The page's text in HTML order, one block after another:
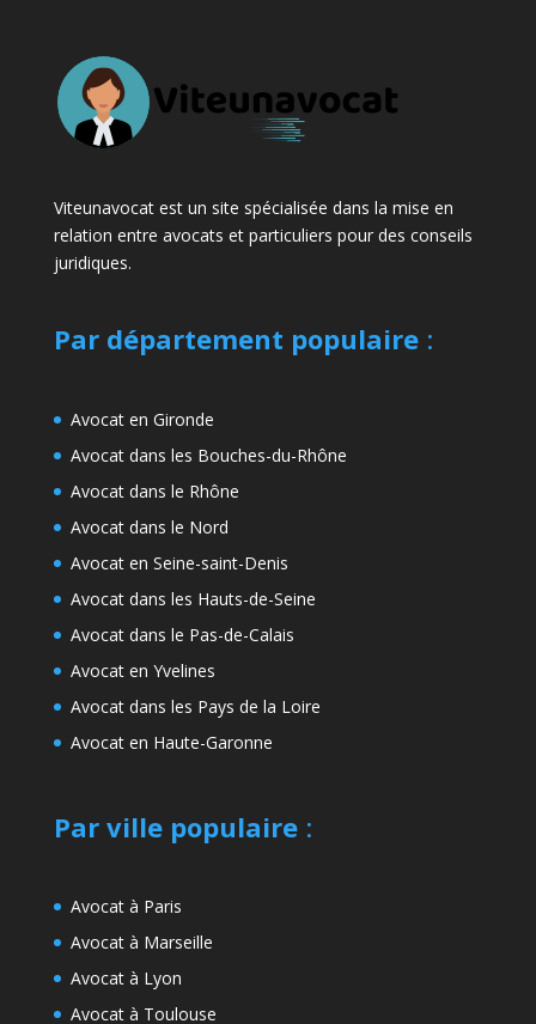
Viteunavocat est un site spécialisée dans la mise en
relation entre avocats et particuliers pour des conseils
juridiques.
Par département populaire:
Avocat en Gironde
Avocat dans les Bouches-du-Rhône
Avocat dans le Rhône
Avocat dans le Nord
Avocat en Seine-saint-Denis
Avocat dans les Hauts-de-Seine
Avocat dans le Pas-de-Calais
Avocat en Yvelines
Avocat dans les Pays de la Loire
Avocat en Haute-Garonne
Par ville populaire:
Avocat à Paris
Avocat à Marseille
Avocat à Lyon
Avocat à Toulouse